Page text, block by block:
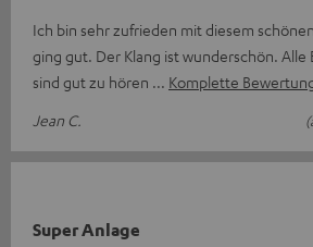
Ich bin sehr zufrieden mit diesem
ging gut. Der Klang ist wunderschön. Alle
sind gut zu hören
Komplette
Jean C.
Super Anlage